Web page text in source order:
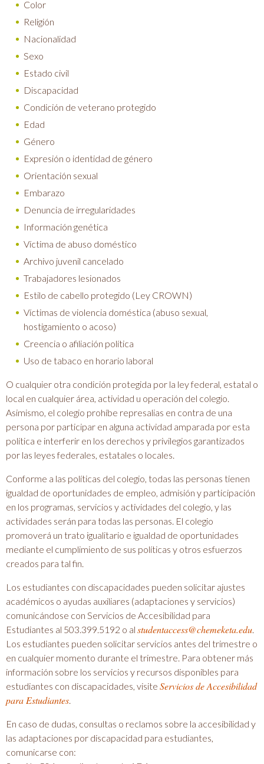
Color
Religión
Nacionalidad
Sexo
Estado civil
Discapacidad
Condición de veterano protegido
Edad
Género
Expresión o identidad de género
Orientación sexual
Embarazo
Denuncia de irregularidades
Información genética
Víctima de abuso doméstico
Archivo juvenil cancelado
Trabajadores lesionados
Estilo de cabello protegido (Ley CROWN)
Víctimas de violencia doméstica (abuso sexual,
hostigamiento o acoso)
Creencia o afiliación política
Uso de tabaco en horario laboral
O cualquier otra condición protegida por la ley federal, estatal o
local en cualquier área, actividad u operación del colegio.
Asimismo, el colegio prohíbe represalias en contra de una
persona por participar en alguna actividad amparada por esta
política e interferir en los derechos y privilegios garantizados
por las leyes federales, estatales o locales.
Conforme a las políticas del colegio, todas las personas tienen
igualdad de oportunidades de empleo, admisión y participación
en los programas, servicios y actividades del colegio, y las
actividades serán para todas las personas. El colegio
promoverá un trato igualitario e igualdad de oportunidades
mediante el cumplimiento de sus políticas y otros esfuerzos
creados para tal fin.
Los estudiantes con discapacidades pueden solicitar ajustes
académicos o ayudas auxiliares (adaptaciones y servicios)
comunicándose con Servicios de Accesibilidad para
Estudiantes al 503.399.5192 o al studentaccess@chemeketa.edu.
Los estudiantes pueden solicitar servicios antes del trimestre o
en cualquier momento durante el trimestre. Para obtener más
información sobre los servicios y recursos disponibles para
estudiantes con discapacidades, visite Servicios de Accesibilidad
para Estudiantes.
En caso de dudas, consultas o reclamos sobre la accesibilidad y
las adaptaciones por discapacidad para estudiantes,
comunicarse con: